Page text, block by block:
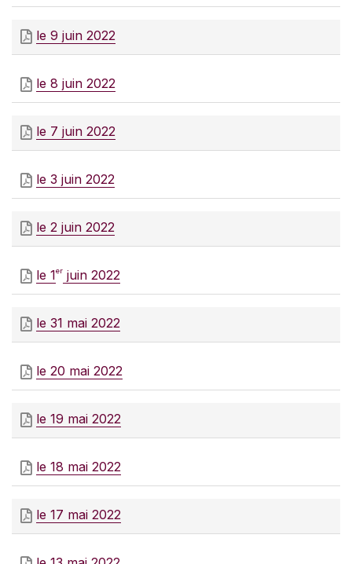
le 9 juin 2022
le 8 juin 2022
le 7 juin 2022
le 3 juin 2022
le 2 juin 2022
le 1er juin 2022
le 31 mai 2022
le 20 mai 2022
le 19 mai 2022
le 18 mai 2022
le 17 mai 2022